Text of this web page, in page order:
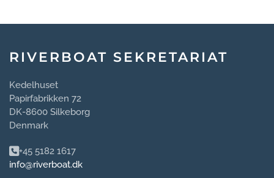
RIVERBOAT SEKRETARIAT
Kedelhuset
Papirfabrikken 72
DK-8600 Silkeborg
Denmark
+45 5182 1617
info@riverboat.dk